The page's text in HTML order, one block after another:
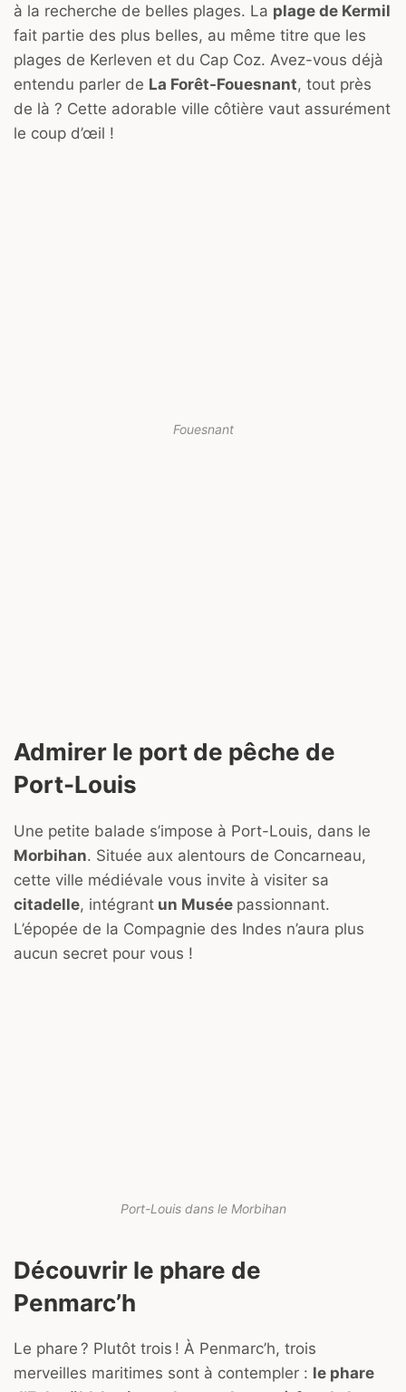
à la recherche de belles plages. La plage de Kermil
fait partie des plus belles, au même titre que les
plages de Kerleven et du Cap Coz. Avez-vous déjà
entendu parler de La Forêt-Fouesnant, tout près
de là ? Cette adorable ville côtière vaut assurément
le coup d’œil !
Fouesnant
Admirer le port de pêche de
Port-Louis
Une petite balade s’impose à Port-Louis, dans le
Morbihan. Située aux alentours de Concarneau,
cette ville médiévale vous invite à visiter sa
citadelle, intégrant un Musée passionnant.
L’épopée de la Compagnie des Indes n’aura plus
aucun secret pour vous !
Port-Louis dans le Morbihan
Découvrir le phare de
Penmarc’h
Le phare ? Plutôt trois ! À Penmarc’h, trois
merveilles maritimes sont à contempler : le phare